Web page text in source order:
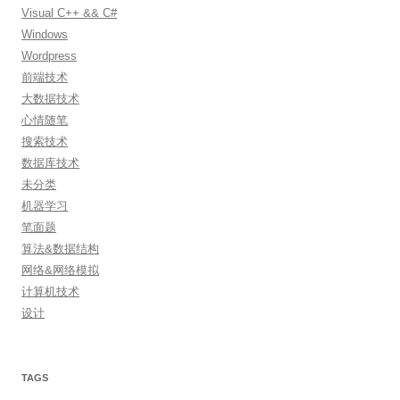
Visual C++ && C#
Windows
Wordpress
前端技术
大数据技术
心情随笔
搜索技术
数据库技术
未分类
机器学习
笔面题
算法&数据结构
网络&网络模拟
计算机技术
设计
TAGS